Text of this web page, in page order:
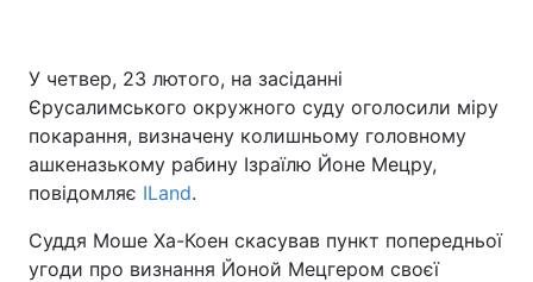
Україна Політика
У четвер, 23 лютого, на засіданні
Єрусалимського окружного суду оголосили міру
покарання, визначену колишньому головному
ашкеназькому рабину Ізраїлю Йоне Мецру,
повідомляє ILand.
Суддя Моше Ха-Коен скасував пункт попередньої
угоди про визнання Йоной Мецгером своєї